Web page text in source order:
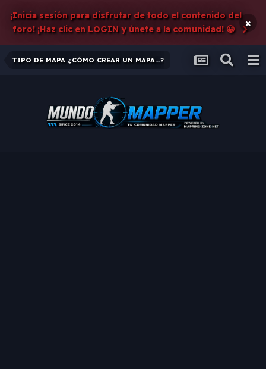
¡Inicia sesión para disfrutar de todo el contenido del
foro! ¡Haz clic en LOGIN y únete a la comunidad! 😀
×
TIPO DE MAPA ¿CÓMO CREAR UN MAPA...?